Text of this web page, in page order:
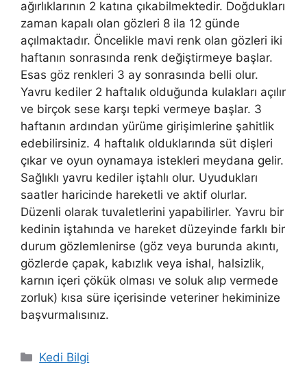
ağırlıklarının 2 katına çıkabilmektedir. Doğdukları
zaman kapalı olan gözleri 8 ila 12 günde
açılmaktadır. Öncelikle mavi renk olan gözleri iki
haftanın sonrasında renk değiştirmeye başlar.
Esas göz renkleri 3 ay sonrasında belli olur.
Yavru kediler 2 haftalık olduğunda kulakları açılır
ve birçok sese karşı tepki vermeye başlar. 3
haftanın ardından yürüme girişimlerine şahitlik
edebilirsiniz. 4 haftalık olduklarında süt dişleri
çıkar ve oyun oynamaya istekleri meydana gelir.
Sağlıklı yavru kediler iştahlı olur. Uyudukları
saatler haricinde hareketli ve aktif olurlar.
Düzenli olarak tuvaletlerini yapabilirler. Yavru bir
kedinin iştahında ve hareket düzeyinde farklı bir
durum gözlemlenirse (göz veya burunda akıntı,
gözlerde çapak, kabızlık veya ishal, halsizlik,
karnın içeri çökük olması ve soluk alıp vermede
zorluk) kısa süre içerisinde veteriner hekiminize
başvurmalısınız.
Kategoriler
Kedi Bilgi